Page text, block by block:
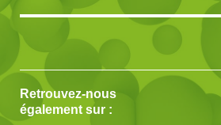
Retrouvez-nous
également sur :